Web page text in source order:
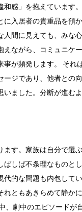
感」を抱えています
入居者の貴重品を預
間に見えても、みな
ながら、コミュニケ
が頻発します。 それ
ジであり、他者との
ました。分断が進む
ます。家族は自分で選
しば不条理なものと
代的な問題も内包して
れともあきらめて静か
、劇中のエピソードが